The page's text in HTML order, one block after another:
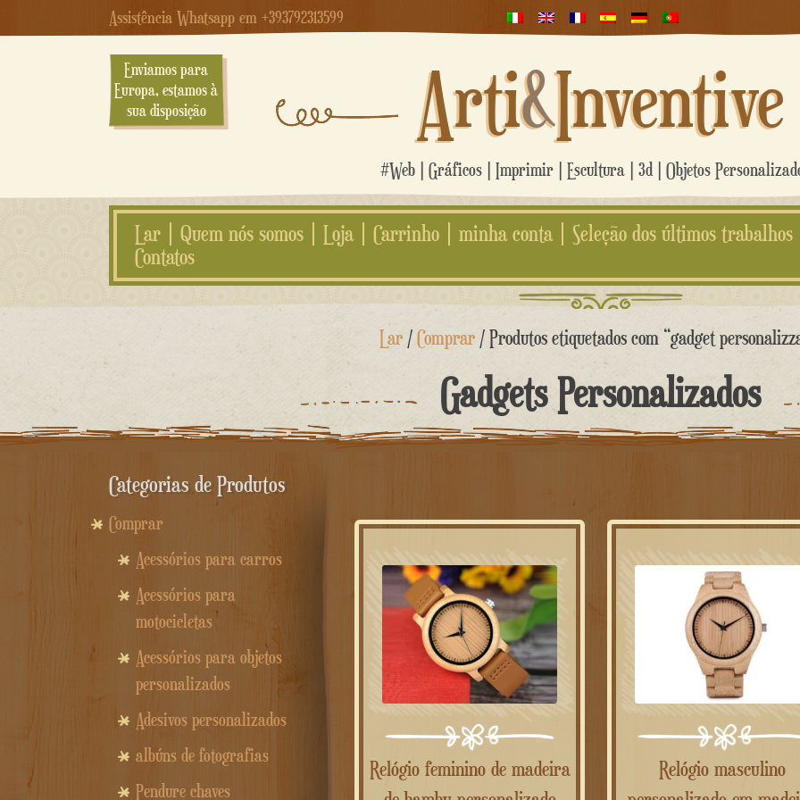
Assistência Whatsapp em +393792313599
Enviamos para
Europa, estamos à
sua disposição
Arti&Inventive
#Web | Gráficos | Imprimir | Escultura | 3d | Objetos
Lar Quem nós somos Loja Carrinho minha conta
Seleção dos últimos trabalhos
Contatos
Ir
conteúdo
Lar /Comprar / Produtos etiquetados com “gadget
Gadgets Personalizados
Relógio feminino de madeira
Relógio masculino
Categorias de Produtos
Comprar
Acessórios para carros
Acessórios para
motocicletas
Acessórios para objetos
personalizados
Adesivos personalizados
albúns de fotografias
Pendure chaves